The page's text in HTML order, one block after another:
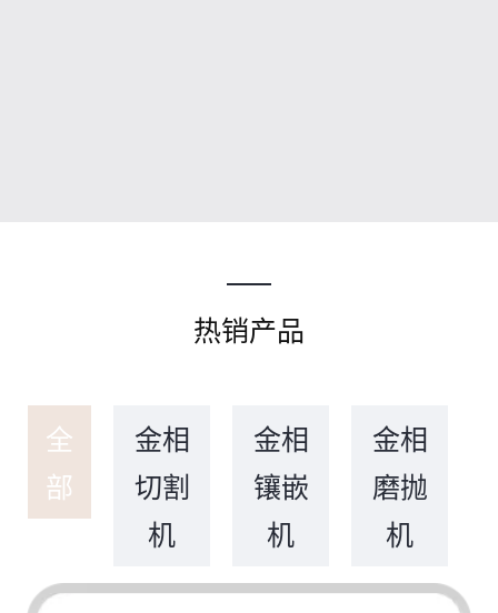
热销产品
全
部
金相
切割
机
金相
镶嵌
机
金相
磨抛
机